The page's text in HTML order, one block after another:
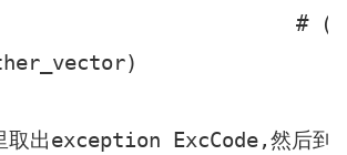
#
取出exception ExcCode,然后